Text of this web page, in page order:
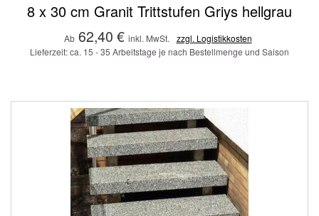
8 x 30 cm Granit Trittstufen Griys hellgrau
Ab 62,40 € inkl. MwSt.
zzgl. Logistikkosten
Lieferzeit: ca. 15 - 35 Arbeitstage je nach Bestellmenge und Saison